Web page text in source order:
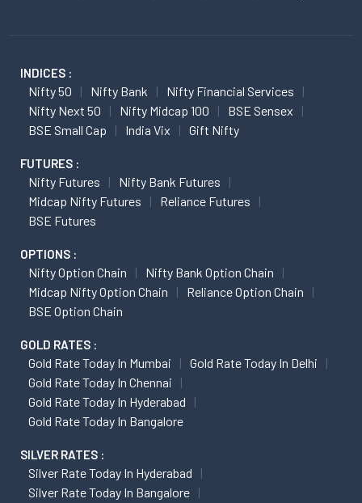
INDICES :
Nifty 50 Nifty Bank
Nifty Financial Services
Nifty Next 50
Nifty Midcap 100
BSE Sensex
BSE Small Cap
India Vix Gift Nifty
FUTURES :
Nifty Futures
Nifty Bank Futures
Midcap Nifty Futures
Reliance Futures
BSE Futures
OPTIONS :
Nifty Option Chain
Nifty Bank Option Chain
Midcap Nifty Option Chain
Reliance Option Chain
BSE Option Chain
GOLD RATES :
Gold Rate Today In Mumbai
Gold Rate Today In Delhi
Gold Rate Today In Chennai
Gold Rate Today In Hyderabad
Gold Rate Today In Bangalore
SILVER RATES :
Silver Rate Today In Hyderabad
Silver Rate Today In Bangalore